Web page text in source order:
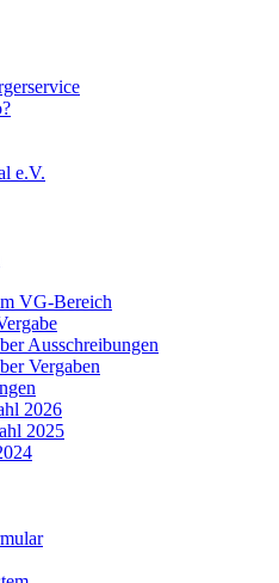
e.V.
VG-Bereich
Ausschreibungen
Vergaben
2026
2025